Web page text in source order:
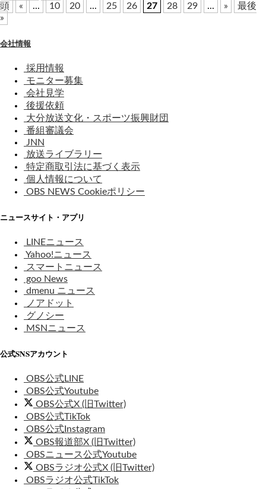
頭
« ... 10 20 ... 25 26 27 28 29 ... »
最後
»
会社情報
採用情報
モニター募集
会社見学
後援依頼
大分放送文化・スポーツ振興財団
番組審議会
JNN
放送ライブラリー
特定商取引法に基づく表示
個人情報について
OBS NEWS Cookieポリシー
ニュースサイト・アプリ
LINEニュース
Yahoo!ニュース
スマートニュース
goo News
dmenu ニュース
ノアドット
グノシー
MSNニュース
公式SNSアカウント
OBS公式LINE
OBS公式Youtube
OBS公式X (旧Twitter)
OBS公式TikTok
OBS公式Instagram
OBS報道部X (旧Twitter)
OBSニュース公式Youtube
OBSラジオ公式X (旧Twitter)
OBSラジオ公式TikTok